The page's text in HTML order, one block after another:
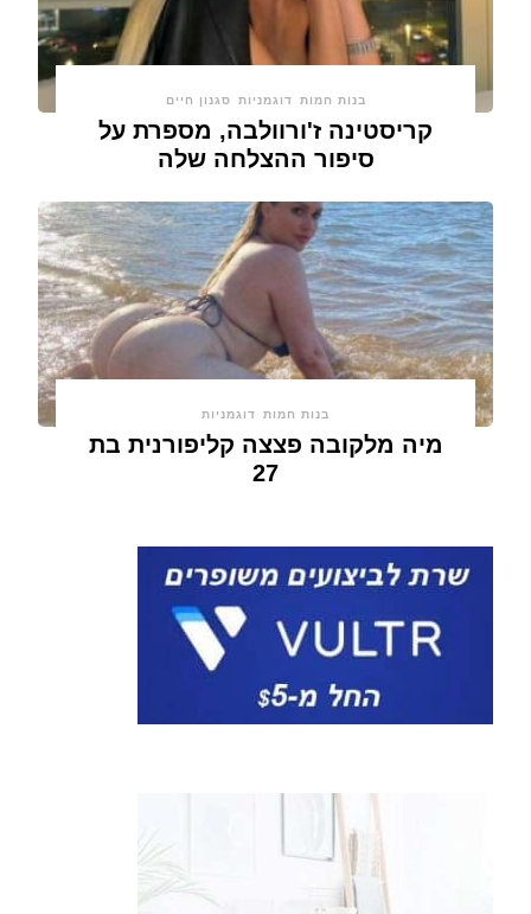
בנות חמות דוגמניות סגנון חיים
קריסטינה ז'ורוולבה, מספרת על
סיפור ההצלחה שלה
בנות חמות דוגמניות
מיה מלקובה פצצה קליפורנית בת
27